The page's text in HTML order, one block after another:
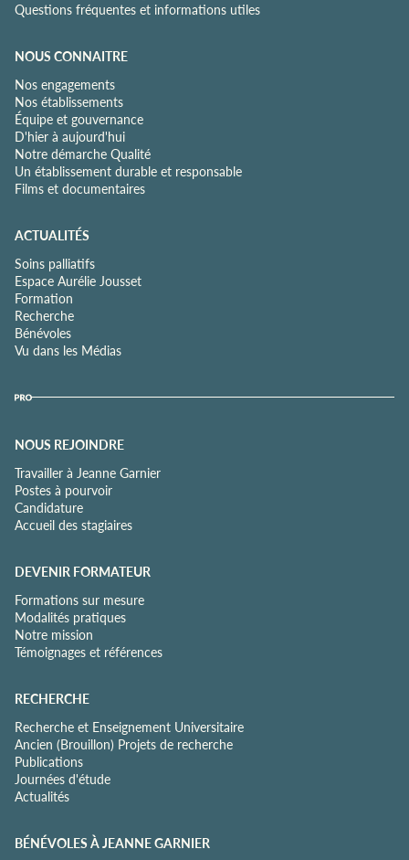
Questions fréquentes et informations utiles
NOUS CONNAITRE
Nos engagements
Nos établissements
Équipe et gouvernance
D'hier à aujourd'hui
Notre démarche Qualité
Un établissement durable et responsable
Films et documentaires
ACTUALITÉS
Soins palliatifs
Espace Aurélie Jousset
Formation
Recherche
Bénévoles
Vu dans les Médias
NOUS REJOINDRE
Travailler à Jeanne Garnier
Postes à pourvoir
Candidature
Accueil des stagiaires
DEVENIR FORMATEUR
Formations sur mesure
Modalités pratiques
Notre mission
Témoignages et références
RECHERCHE
Recherche et Enseignement Universitaire
Ancien (Brouillon) Projets de recherche
Publications
Journées d'étude
Actualités
BÉNÉVOLES À JEANNE GARNIER